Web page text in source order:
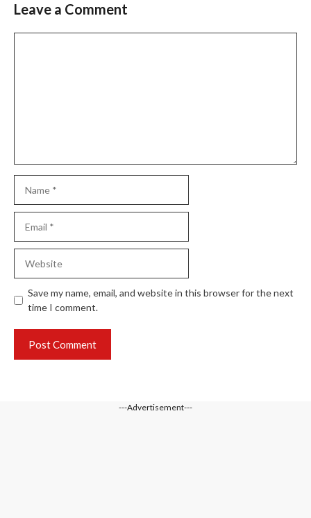
Leave a Comment
Save my name, email, and website in this browser for the next
time I comment.
---Advertisement---